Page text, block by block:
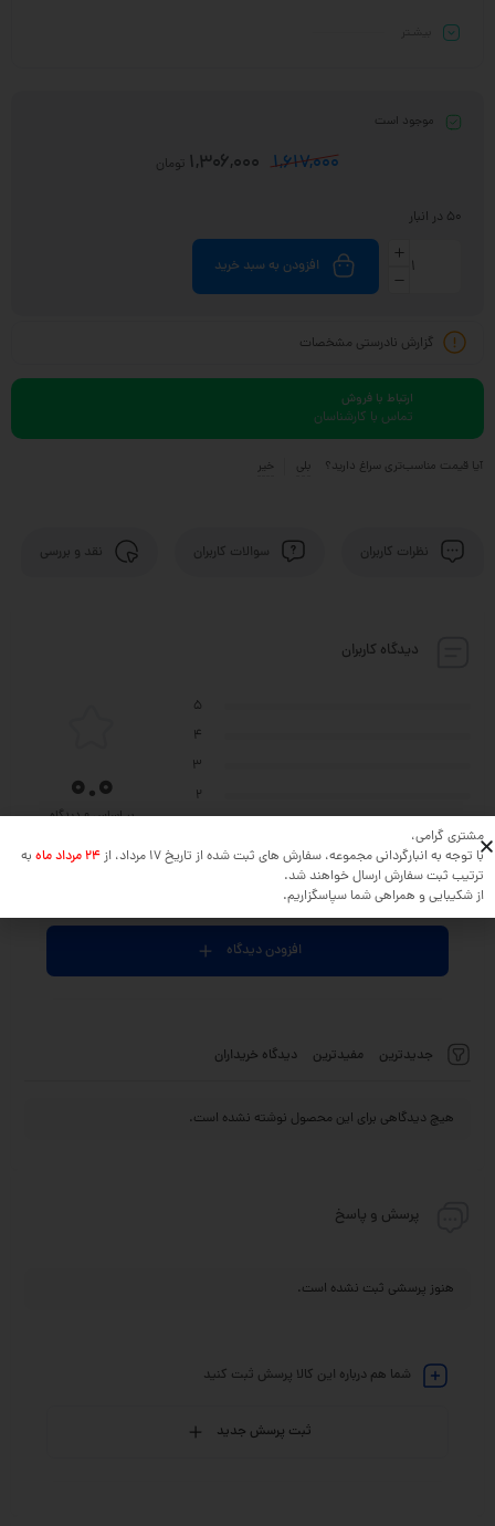
موجود است
1,617,000
1,306,000 تومان
50 در انبار
افزودن به سبد خرید
گزارش نادرستی مشخصات
ارتباط با فروش
تماس با کارشناسان
آیا قیمت مناسب‌تری سراغ دارید؟ بلی خیر
نظرات کاربران سوالات کاربران نقد و بررسی
دیدگاه کاربران
جدیدترین مفیدترین دیدگاه خریداران
هیچ دیدگاهی برای این محصول نوشته نشده است.
5
4
3
2
0.0
بر اساس 0 دیدگاه
نظر خود را در مورد این محصول بنویسید ...
افزودن دیدگاه
پرسش و پاسخ
هنوز پرسشی ثبت نشده است.
شما هم درباره این کالا پرسش ثبت کنید
ثبت پرسش جدید
مشتری گرامی،
با توجه به انبارگردانی مجموعه، سفارش های ثبت شده از تاریخ 17 مرداد، از
24 مرداد ماه
به
ترتیب ثبت سفارش ارسال خواهند شد.
از شکیبایی و همراهی شما سپاسگزاریم.